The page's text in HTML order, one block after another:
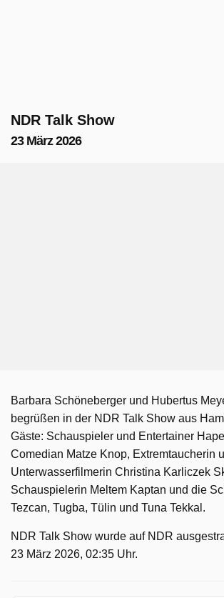
NDR Talk Show
23 März 2026
Barbara Schöneberger und Hubertus
begrüßen in der NDR Talk Show aus
Gäste: Schauspieler und Entertainer
Comedian Matze Knop, Extremtaucherin
Unterwasserfilmerin Christina Karliczek
Schauspielerin Meltem Kaptan und die
Tezcan, Tugba, Tülin und Tuna Tekkal.
NDR Talk Show wurde auf NDR
23 März 2026, 02:35 Uhr.